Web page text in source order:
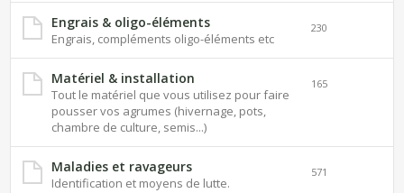
Engrais & oligo-éléments
Engrais, compléments oligo-éléments etc
230
Matériel & installation
Tout le matériel que vous utilisez pour faire
pousser vos agrumes (hivernage, pots,
chambre de culture, semis...)
165
Maladies et ravageurs
Identification et moyens de lutte.
571